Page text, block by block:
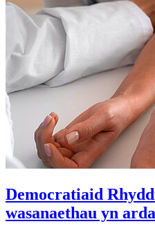
Democratiaid
wasanaethau yn